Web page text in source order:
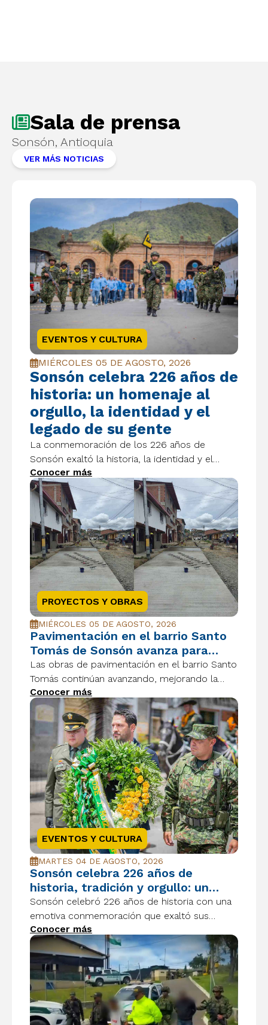
Sala de prensa
Sonsón, Antioquia
VER MÁS NOTICIAS
EVENTOS Y CULTURA
MIÉRCOLES 05 DE AGOSTO, 2026
Sonsón celebra 226 años de
historia: un homenaje al
orgullo, la identidad y el
legado de su gente
La conmemoración de los 226 años de
Sonsón exaltó la historia, la identidad y el
orgullo de pertenecer a un municipio que
continúa construyendo un futuro con
esperanza y grandeza.
Conocer más
PROYECTOS Y OBRAS
MIÉRCOLES 05 DE AGOSTO, 2026
Pavimentación en el barrio Santo
Tomás de Sonsón avanza para
mejorar la movilidad y la calidad de
vida
Las obras de pavimentación en el barrio Santo
Tomás continúan avanzando, mejorando la
movilidad, la seguridad vial y la calidad de vida
de las familias sonsoneñas.
Conocer más
EVENTOS Y CULTURA
MARTES 04 DE AGOSTO, 2026
Sonsón celebra 226 años de
historia, tradición y orgullo: un
homenaje a sus raíces y a su futuro
Sonsón celebró 226 años de historia con una
emotiva conmemoración que exaltó sus
raíces, su cultura y el orgullo de seguir
construyendo un futuro lleno de esperanza.
Conocer más